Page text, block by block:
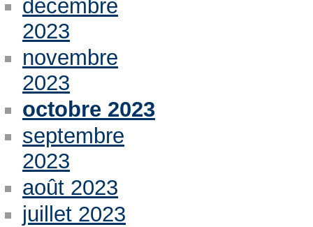
décembre
2023
novembre
2023
octobre 2023
septembre
2023
août 2023
juillet 2023